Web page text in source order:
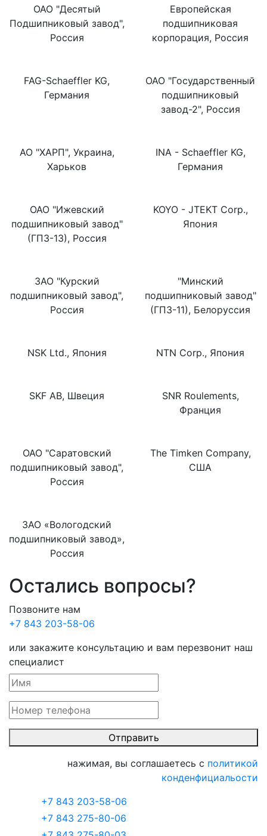
ОАО "Десятый
Подшипниковый завод",
Россия
Европейская
подшипниковая
корпорация, Россия
FAG-Schaeffler KG,
Германия
ОАО "Государственный
подшипниковый
завод-2", Россия
АО "ХАРП", Украина,
Харьков
INA - Schaeffler KG,
Германия
ОАО "Ижевский
подшипниковый завод"
(ГПЗ-13), Россия
KOYO - JTEKT Corp.,
Япония
ЗАО "Курский
подшипниковый завод",
Россия
"Минский
подшипниковый завод"
(ГПЗ-11), Белоруссия
NSK Ltd., Япония NTN Corp., Япония
SKF AB, Швеция
SNR Roulements,
Франция
ОАО "Саратовский
подшипниковый завод",
Россия
The Timken Company,
США
ЗАО «Вологодский
подшипниковый завод»,
Россия
Остались вопросы?
Позвоните нам
+7 843 203-58-06
или закажите консультацию и вам перезвонит наш
специалист
Отправить
нажимая, вы соглашаетесь с политикой
конденфициальости
+7 843 203-58-06
+7 843 275-80-06